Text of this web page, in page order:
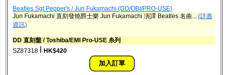
Beatles Sgt Pepper's / Jun Fukamachi (DD/OBI/PRO-USE)
Jun Fukamachi 直刻發燒爵士樂 Jun Fukamachi 演譯 Beatles 名曲... (詳盡
資訊)
DD 直刻盤 / Toshiba/EMI Pro-USE 糸列
SZ87318
HK$420